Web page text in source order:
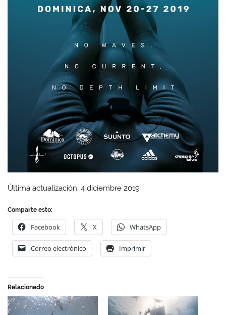
Última actualización: 4 diciembre 2019
Comparte esto:
Facebook X WhatsApp
Correo electrónico Imprimir
Relacionado